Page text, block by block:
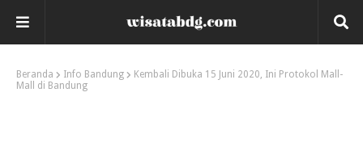
Beranda Info Bandung
Kembali Dibuka 15 Juni 2020, Ini Protokol Mall-
Mall di Bandung